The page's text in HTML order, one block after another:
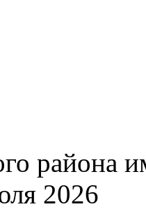
района
2026